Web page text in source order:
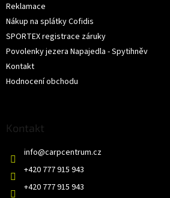
Reklamace
Nákup na splátky Cofidis
SPORTEX registrace záruky
Povolenky jezera Napajedla - Spytihněv
Kontakt
Hodnocení obchodu
Kontakt
info@carpcentrum.cz
+420 777 915 943
+420 777 915 943